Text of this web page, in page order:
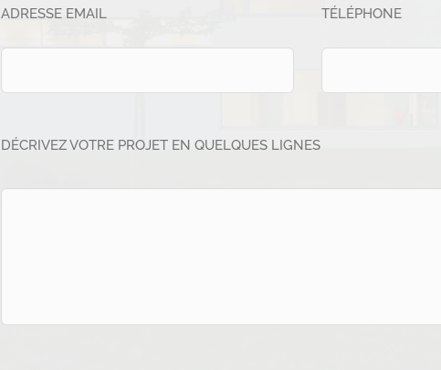
ADRESSE EMAIL TÉLÉPHONE
DÉCRIVEZ VOTRE PROJET EN QUELQUES LIGNES